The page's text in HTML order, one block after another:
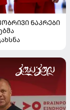
ᲜᲐᲙᲠᲔᲑᲘ